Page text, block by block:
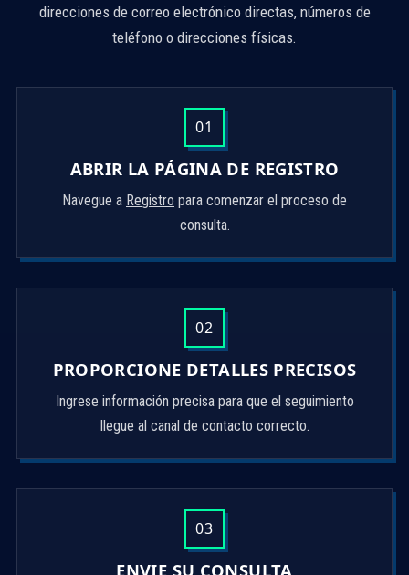
direcciones de correo electrónico directas, números de
teléfono o direcciones físicas.
01
ABRIR LA PÁGINA DE REGISTRO
Navegue a Registro para comenzar el proceso de
consulta.
02
PROPORCIONE DETALLES PRECISOS
Ingrese información precisa para que el seguimiento
llegue al canal de contacto correcto.
03
ENVIE SU CONSULTA